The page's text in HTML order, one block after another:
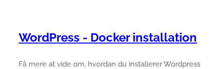
WordPress - Docker installation
Få mere at vide om, hvordan du installerer Wordpress